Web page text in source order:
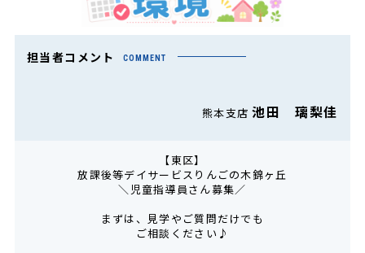
担当者コメント COMMENT
熊本支店池田 璃梨佳
【東区】
放課後等デイサービスりんごの木錦ヶ丘
＼児童指導員さん募集／
まずは、見学やご質問だけでも
ご相談ください♪